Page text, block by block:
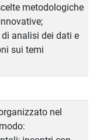
metodologiche
analisi dei dati e
sui temi
nel